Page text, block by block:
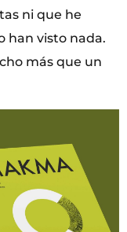
ni que he
han visto nada.
más que un